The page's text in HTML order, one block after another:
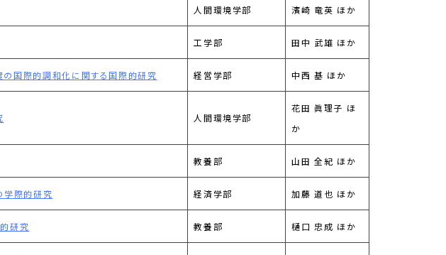
人間環境学部 濱崎 竜英 ほか
工学部 田中 武雄 ほか
国際的調和化に関する国際的研究 経営学部 中西 基 ほか
人間環境学部
花田 眞理子 ほ
か
教養部 山田 全紀 ほか
学際的研究 経済学部 加藤 道也 ほか
研究 教養部 樋口 忠成 ほか